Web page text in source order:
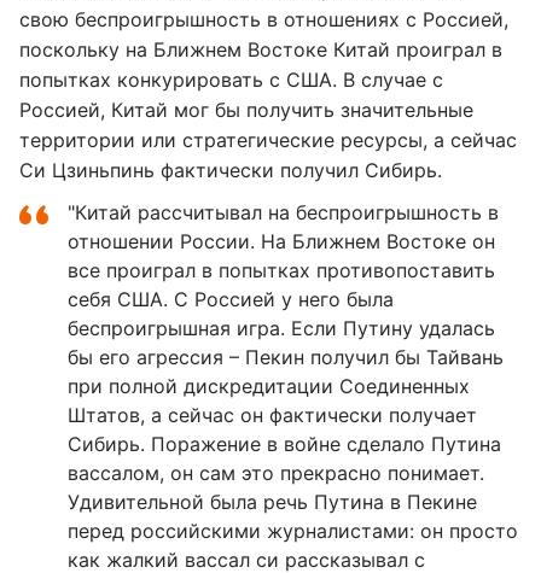
свою беспроигрышность в отношениях с Россией,
поскольку на Ближнем Востоке Китай проиграл в
попытках конкурировать с США. В случае с
Россией, Китай мог бы получить значительные
территории или стратегические ресурсы, а сейчас
Си Цзиньпинь фактически получил Сибирь.
"Китай рассчитывал на беспроигрышность в
отношении России. На Ближнем Востоке он
все проиграл в попытках противопоставить
себя США. С Россией у него была
беспроигрышная игра. Если Путину удалась
бы его агрессия – Пекин получил бы Тайвань
при полной дискредитации Соединенных
Штатов, а сейчас он фактически получает
Сибирь. Поражение в войне сделало Путина
вассалом, он сам это прекрасно понимает.
Удивительной была речь Путина в Пекине
перед российскими журналистами: он просто
как жалкий вассал си рассказывал с